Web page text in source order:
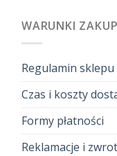
WARUNKI
Regulamin sklepu
Czas i koszty
Formy płatności
Reklamacje i